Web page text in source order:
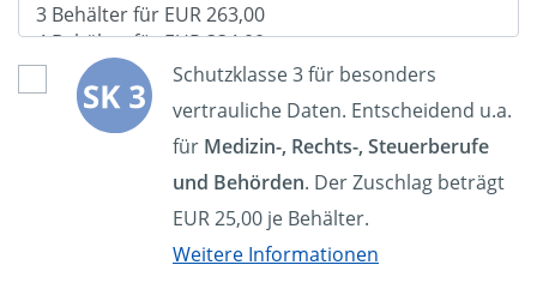
Schutzklasse 3 für besonders
vertrauliche Daten. Entscheidend u.a.
für Medizin-, Rechts-, Steuerberufe
und Behörden. Der Zuschlag beträgt
EUR 25,00 je Behälter.
Weitere Informationen